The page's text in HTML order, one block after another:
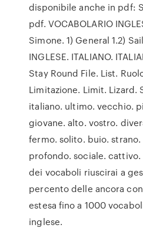
disponibile anche in pdf:
pdf. VOCABOLARIO
Simone. 1) General 1.2)
INGLESE. ITALIANO.
Stay Round File. List.
Limitazione. Limit. Lizard.
italiano. ultimo. vecchio.
giovane. alto. vostro.
fermo. solito. buio.
profondo. sociale.
dei vocaboli riuscirai a
percento delle ancora
estesa fino a 1000
inglese.